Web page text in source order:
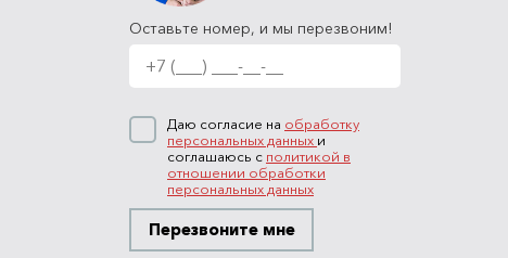
Оставьте номер, и мы перезвоним!
Даю согласие на обработку
персональных данных и
соглашаюсь с политикой в
отношении обработки
персональных данных
Перезвоните мне